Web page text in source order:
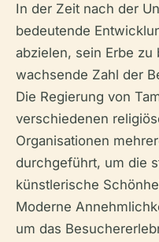
In der Zeit nach der
bedeutende
abzielen, sein Erbe zu
wachsende Zahl der
Die Regierung von
verschiedenen
Organisationen
durchgeführt, um die
künstlerische
Moderne
um das